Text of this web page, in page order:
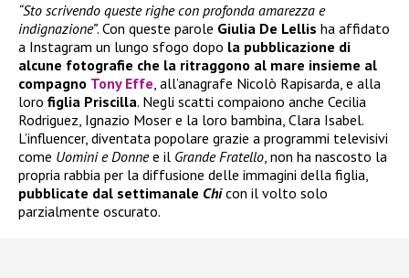
“Sto scrivendo queste righe con profonda amarezza e
indignazione”. Con queste parole Giulia De Lellis ha affidato
a Instagram un lungo sfogo dopo la pubblicazione di
alcune fotografie che la ritraggono al mare insieme al
compagno Tony Effe, all’anagrafe Nicolò Rapisarda, e alla
loro figlia Priscilla. Negli scatti compaiono anche Cecilia
Rodriguez, Ignazio Moser e la loro bambina, Clara Isabel.
L’influencer, diventata popolare grazie a programmi televisivi
come Uomini e Donnee il Grande Fratello, non ha nascosto la
propria rabbia per la diffusione delle immagini della figlia,
pubblicate dal settimanale Chicon il volto solo
parzialmente oscurato.